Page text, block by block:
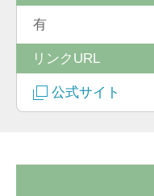
有
リンクURL
公式サイト